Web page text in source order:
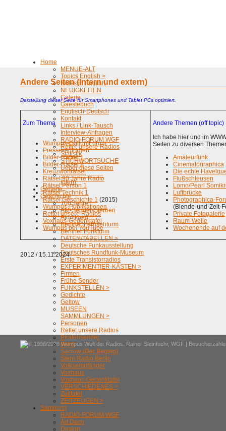
Home
MENUE-ALT
Topics English >
Notes in English
NEUIGKEITEN
Galerie
Gaestebuch
Englisch-Deutsch
Kontakt
Links / Link-Tausch
Interview-Anfragen
RADIO-FORUM WGF
Rettet-unsere-Radios
Statistik
STICHWORTSUCHE
Ueber diese Seiten
---------------------
Intern
Geraete
Geschichte
100 Jahre
AM-Sender-Sterben
Atomkrieg
Berliner Fernsehturm
Berliner Funkturm
DATEN/TABELLEN >
Deutsche Funkausstellung
Deutsches Rundfunk-Museum
Erste Transistorradios
EXPERIMENTIER-KÄSTEN >
Firmen
Frühe Sender
FUNKSTELLEN >
Gedichte
Geltow
MUSEEN
SAMMLUNGEN >
Personen
Rettet unsere Radios
Piratensender
RIAS
Sacrow (Der Beginn)
Stern Radio Berlin
Volksempfänger
Voxhaus
Voxhaus-Gedenktafel
VERSCHIEDENES >
Zeittafel
ZEITZEUGEN >
Sammeln
RADIO-FORUM WGF
Art Deco
Design
Andere Seiten (Intern und extern)
Darstellung dieser Seite für Smartphones und Tablet PCs optimiert.
Zum Thema
Wumpus-GollumForum
Presse-Anfragen
Bilder-Rätsel 1
Bilder-Rätsel 2
Kreuzworträtsel
Rätsel 90 Jahre Radio
Rätsel Person 1
Rätsel Technik 1
Rätsel Geschichte 1 (2015)
Wumpus-Publikationen
Rettet unsere Radios
Voxhaus-Gedenktafel
Wumpus bei YouTube
Andere Themen (off topic)
Ich habe hier und im
Seiten zu diversen
Amateurfunk
Cinematographica
Die echte
Flußschleusen
Lomo/Pearl
Luftbrücke
Photographica-
(Blende-und-Zeit-
Private Fotogalerie
Raum-Welle
Wochenende auf
2012 / 15.11.2024
© 1996/2026 Wumpus Welt der Radios. Rainer Steinfuehr, WGF |